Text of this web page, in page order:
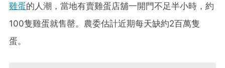
雞蛋的人潮，當地有賣雞蛋店舖一開門不足半小時，約
100隻雞蛋就售罄。農委估計近期每天缺約2百萬隻
蛋。